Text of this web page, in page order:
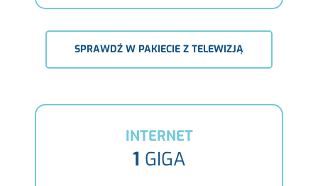
SPRAWDŹ W PAKIECIE Z TELEWIZJĄ
INTERNET
1 GIGA